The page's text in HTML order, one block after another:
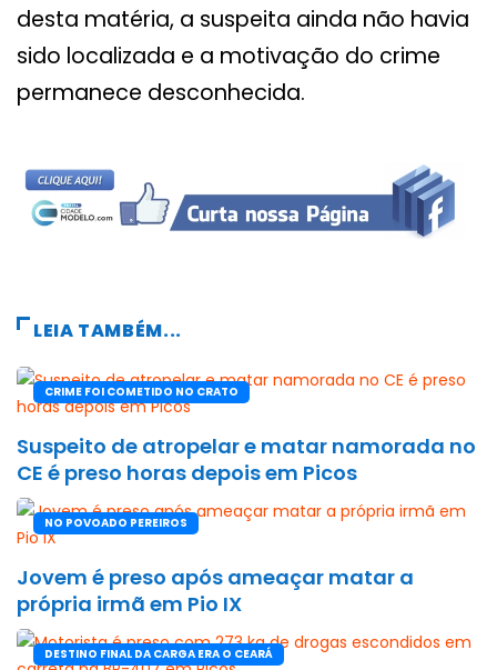
desta matéria, a suspeita ainda não havia
sido localizada e a motivação do crime
permanece desconhecida.
LEIA TAMBÉM...
CRIME FOI COMETIDO NO CRATO
Suspeito de atropelar e matar namorada no
CE é preso horas depois em Picos
NO POVOADO PEREIROS
Jovem é preso após ameaçar matar a
própria irmã em Pio IX
DESTINO FINAL DA CARGA ERA O CEARÁ